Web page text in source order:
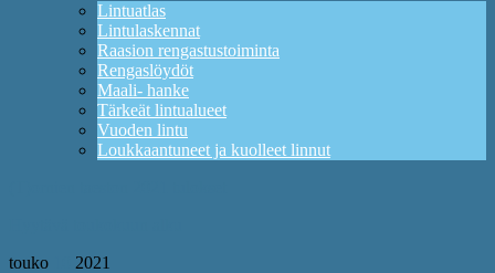
Lintuatlas
Lintulaskennat
Raasion rengastustoiminta
Rengaslöydöt
Maali- hanke
Tärkeät lintualueet
Vuoden lintu
Loukkaantuneet ja kuolleet linnut
touko
2021